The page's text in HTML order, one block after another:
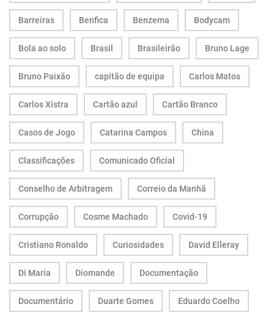
Barreiras Benfica Benzema Bodycam
Bola ao solo Brasil Brasileirão Bruno Lage
Bruno Paixão capitão de equipa Carlos Matos
Carlos Xistra Cartão azul Cartão Branco
Casos de Jogo Catarina Campos China
Classificações Comunicado Oficial
Conselho de Arbitragem Correio da Manhã
Corrupção Cosme Machado Covid-19
Cristiano Ronaldo Curiosidades David Elleray
Di Maria Diomande Documentação
Documentário Duarte Gomes Eduardo Coelho